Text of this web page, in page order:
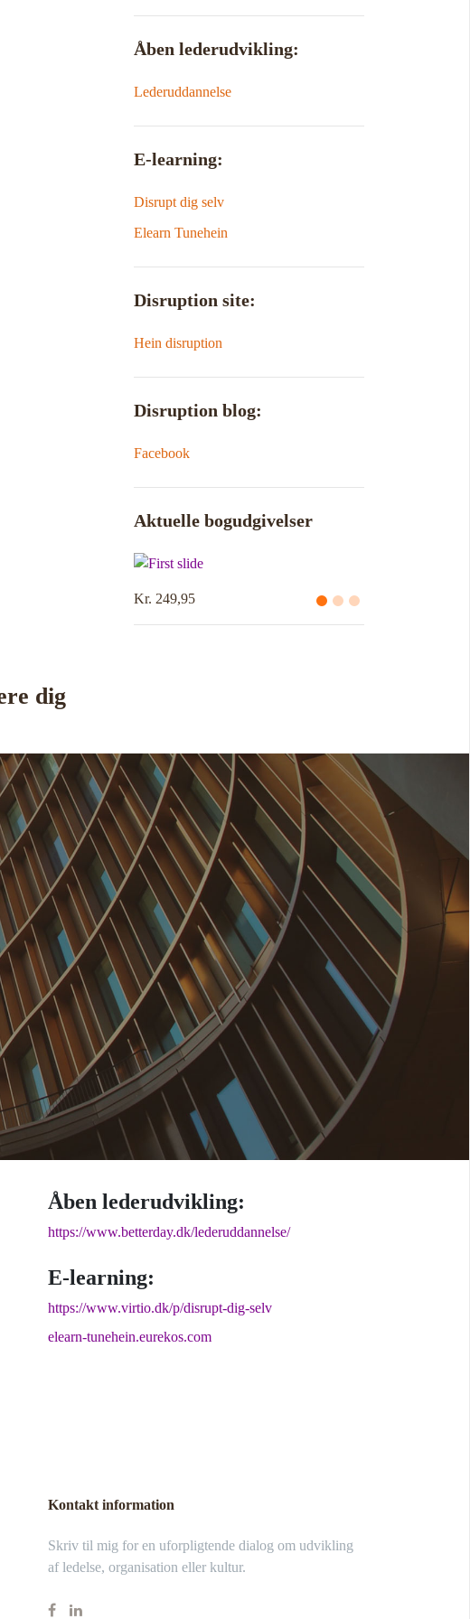
Åben lederudvikling:
Lederuddannelse
E-learning:
Disrupt dig selv
Elearn Tunehein
Disruption site:
Hein disruption
Disruption blog:
Facebook
Aktuelle bogudgivelser
Kr. 249,95
dig
Åben lederudvikling:
https://www.betterday.dk/lederuddannelse/
E-learning:
https://www.virtio.dk/p/disrupt-dig-selv
elearn-tunehein.eurekos.com
Kontakt information
Skriv til mig for en uforpligtende dialog om udvikling
af ledelse, organisation eller kultur.